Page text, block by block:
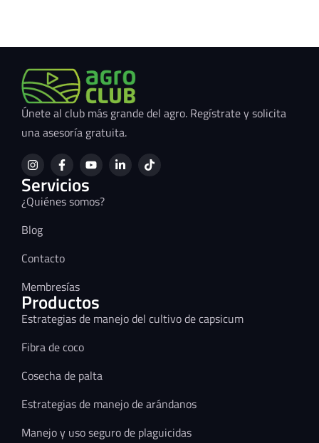
Únete al club más grande del agro. Regístrate y solicita
una asesoría gratuita.
Servicios
¿Quiénes somos?
Blog
Contacto
Membresías
Productos
Estrategias de manejo del cultivo de capsicum
Fibra de coco
Cosecha de palta
Estrategias de manejo de arándanos
Manejo y uso seguro de plaguicidas